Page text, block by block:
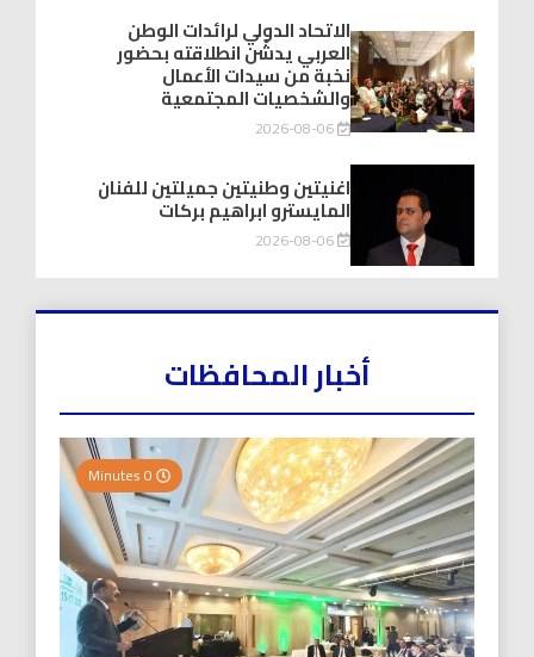
الاتحاد الدولي لرائدات الوطن
العربي يدشّن انطلاقته بحضور
نخبة من سيدات الأعمال
والشخصيات المجتمعية
2026-08-06
اغنيتين وطنيتين جميلتين للفنان
المايسترو ابراهيم بركات
2026-08-06
أخبار المحافظات